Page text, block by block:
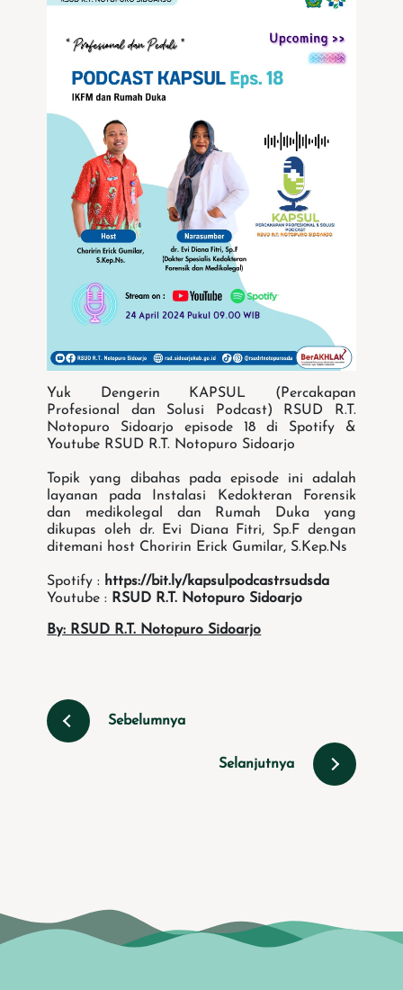
Yuk Dengerin KAPSUL (Percakapan
Profesional dan Solusi Podcast) RSUD R.T.
Notopuro Sidoarjo episode 18 di Spotify &
Youtube RSUD R.T. Notopuro Sidoarjo
Topik yang dibahas pada episode ini adalah
layanan pada Instalasi Kedokteran Forensik
dan medikolegal dan Rumah Duka yang
dikupas oleh dr. Evi Diana Fitri, Sp.F dengan
ditemani host Choririn Erick Gumilar, S.Kep.Ns
Spotify : https://bit.ly/kapsulpodcastrsudsda
Youtube : RSUD R.T. Notopuro Sidoarjo
By: RSUD R.T. Notopuro Sidoarjo
Sebelumnya
Selanjutnya